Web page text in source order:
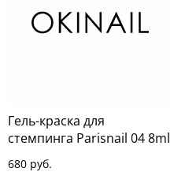
Гель-краска для
стемпинга Parisnail 04 8ml
680 руб.